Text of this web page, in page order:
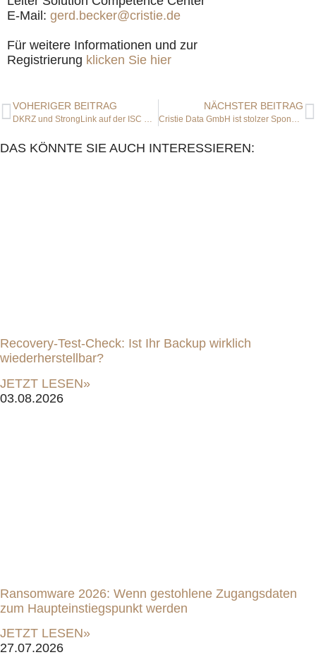
E-Mail: gerd.becker@cristie.de
Für weitere Informationen und zur
Registrierung klicken Sie hier
VOHERIGER BEITRAG
DKRZ und StrongLink auf der ISC High Performance Digital
NÄCHSTER BEITRAG
Cristie Data GmbH ist stolzer Sponsor des 16. GSE IBM Spectrum Protect Symposium 2022
DAS KÖNNTE SIE AUCH INTERESSIEREN:
Recovery-Test-Check: Ist Ihr Backup wirklich
wiederherstellbar?
JETZT LESEN»
03.08.2026
Ransomware 2026: Wenn gestohlene Zugangsdaten
zum Haupteinstiegspunkt werden
JETZT LESEN»
27.07.2026